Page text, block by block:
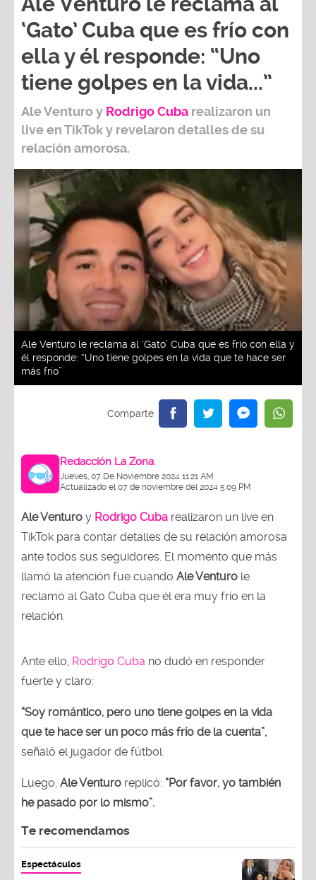
‘Gato’ Cuba que es frío con
ella y él responde: “Uno
tiene golpes en la vida...”
Ale Venturoy Rodrigo Cuba realizaron un
live en TikTok y revelaron detalles de su
relación amorosa.
Ale Venturo le reclama al ‘Gato’ Cuba que es frío con ella y
él responde: “Uno tiene golpes en la vida que te hace ser
más frío”
Redacción La Zona
Jueves, 07 De Noviembre 2024 11:21 AM
Actualizado el 07 de noviembre del 2024 5:09 PM
Ale Venturo y Rodrigo Cuba realizaron un live en
TikTok para contar detalles de su relación amorosa
ante todos sus seguidores. El momento que más
llamó la atención fue cuando Ale Venturo le
reclamó al Gato Cuba que él era muy frío en la
relación.
Ante ello, Rodrigo Cuba no dudó en responder
fuerte y claro:
“Soy romántico, pero uno tiene golpes en la vida
que te hace ser un poco más frío de la cuenta”,
señaló el jugador de fútbol.
Luego, Ale Venturo replicó: “Por favor, yo también
he pasado por lo mismo”.
Te recomendamos
Espectáculos